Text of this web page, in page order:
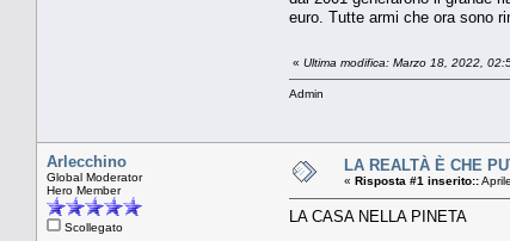
euro. Tutte armi che ora sono
« Ultima modifica: Marzo 18, 2022,
Admin
Arlecchino
Global Moderator
Hero Member
Scollegato
LA REALTÀ È CHE
« Risposta #1 inserito::
LA CASA NELLA PINETA